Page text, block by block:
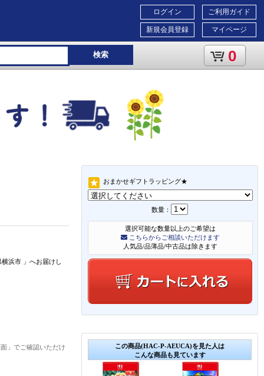
ご利用ガイド
マイページ
ログイン
新規会員登録
検索 0
おまかせギフトラッピング★
数量：
選択可能な数量以上のご希望は
こちらからご相談いただけます
人気品/品薄品/中古品は除きます
この商品(HAC-P-AEUCA)を見た人は
こんな商品も見ています
横浜市 」 へお届けし
」でご確認いただけ